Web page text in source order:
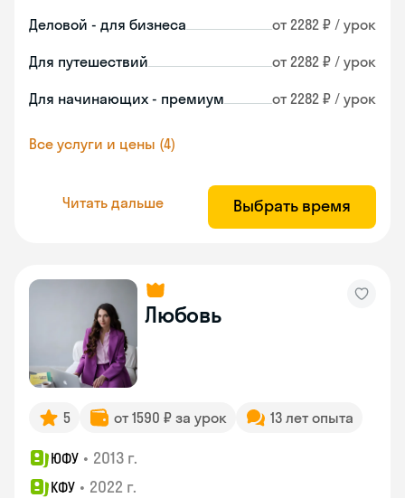
Деловой - для бизнеса от 2282 ₽ / урок
Для путешествий от 2282 ₽ / урок
Для начинающих - премиум от 2282 ₽ / урок
Все услуги и цены (4)
Читать дальше Выбрать время
Любовь
5 от 1590 ₽ за урок 13 лет опыта
ЮФУ • 2013 г.
КФУ • 2022 г.